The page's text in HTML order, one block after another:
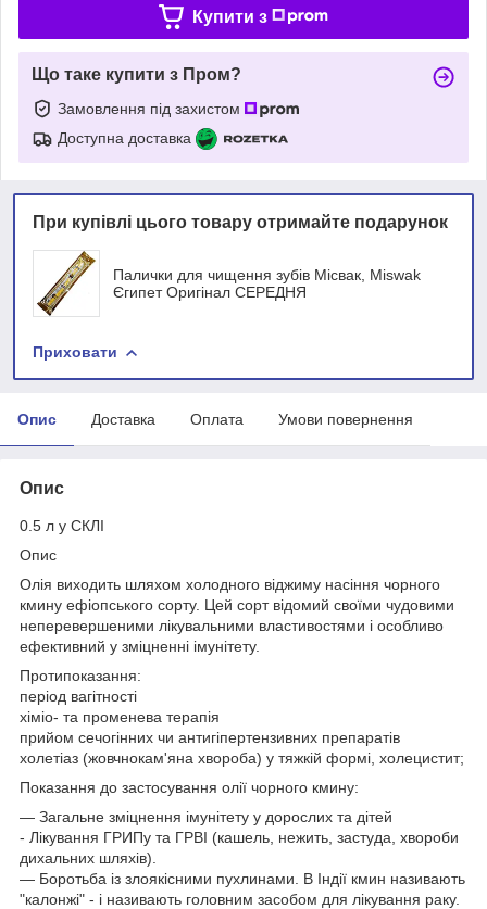
Купити з
Що таке купити з Пром?
Замовлення під захистом
Доступна доставка
При купівлі цього товару отримайте подарунок
Палички для чищення зубів Місвак, Miswak
Єгипет Оригінал СЕРЕДНЯ
Приховати
Опис Доставка Оплата Умови повернення
Опис
0.5 л у СКЛІ
Опис
Олія виходить шляхом холодного віджиму насіння чорного
кмину ефіопського сорту. Цей сорт відомий своїми чудовими
неперевершеними лікувальними властивостями і особливо
ефективний у зміцненні імунітету.
Протипоказання:
період вагітності
хіміо- та променева терапія
прийом сечогінних чи антигіпертензивних препаратів
холетіаз (жовчнокам'яна хвороба) у тяжкій формі, холецистит;
Показання до застосування олії чорного кмину:
— Загальне зміцнення імунітету у дорослих та дітей
- Лікування ГРИПу та ГРВІ (кашель, нежить, застуда, хвороби
дихальних шляхів).
— Боротьба із злоякісними пухлинами. В Індії кмин називають
"калонжі" - і називають головним засобом для лікування раку.